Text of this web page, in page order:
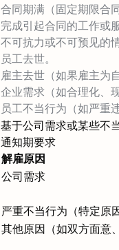
合同期满（固定期限合同
完成引起合同的工作或服
不可抗力或不可预见的情
员工去世。
雇主去世（如果雇主为
企业需求（如合理化、
员工不当行为（如严重
基于公司需求或某些不
通知期要求
解雇原因
公司需求
严重不当行为（特定原因
其他原因（如双方面意